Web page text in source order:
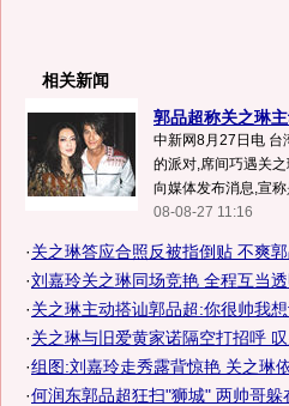
相关新闻
郭品超称关之琳
中新网8月27日电 台
的派对,席间巧遇关
向媒体发布消息,宣
08-08-27 11:16
·关之琳答应合照反被指倒贴 不爽
·刘嘉玲关之琳同场竞艳 全程互当透
·关之琳主动搭讪郭品超:你很帅我
·关之琳与旧爱黄家诺隔空打招呼 叹
·组图:刘嘉玲走秀露背惊艳 关之琳
·何润东郭品超狂扫"狮城" 两帅哥躲